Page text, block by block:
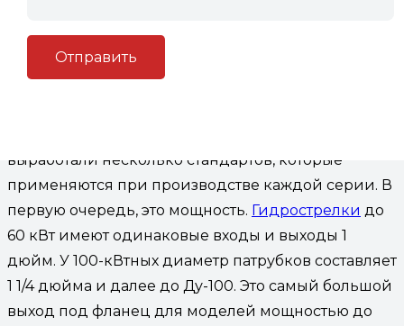
Ассортимент гидрострелок
Гидрострелка для отопления производится по
выработали несколько стандартов, которые
применяются при производстве каждой серии. В
первую очередь, это мощность. Гидрострелки до
60 кВт имеют одинаковые входы и выходы 1
дюйм. У 100-кВтных диаметр патрубков составляет
1 1/4 дюйма и далее до Ду-100. Это самый большой
выход под фланец для моделей мощностью до